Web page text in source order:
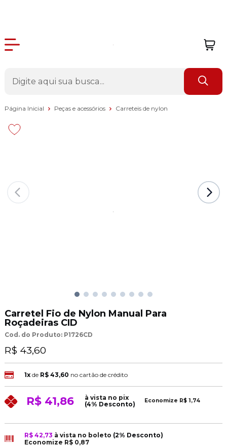
Página Inicial Peças e acessórios Carreteis de nylon
Carretel Fio de Nylon Manual Para
Roçadeiras CID
Cod. do Produto: P1726CD
R$ 43,60
1xde R$ 43,60 no cartão de crédito
R$ 41,86
à vista no pix
(4% Desconto)
Economize R$ 1,74
R$ 42,73 à vista no boleto (2% Desconto)
Economize R$ 0,87